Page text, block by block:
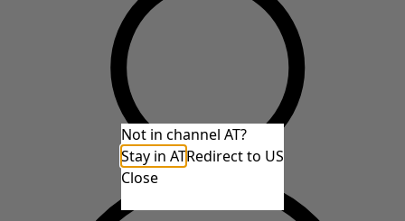
Not in channel AT?
Stay in ATRedirect to US
Close